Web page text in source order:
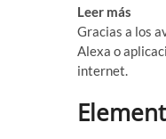
Leer más
Gracias a los
Alexa o
internet.